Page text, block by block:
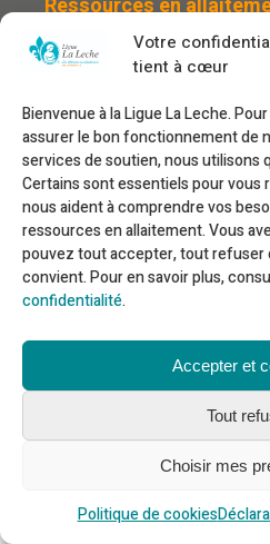
Votre
tient à cœur
Bienvenue à la Ligue La Leche.
assurer le bon fonctionnement de
services de soutien, nous utilisons
Certains sont essentiels pour vous
nous aident à comprendre vos
ressources en allaitement. Vous
pouvez tout accepter, tout refuser
convient. Pour en savoir plus,
confidentialité.
Accepter et
Tout
Choisir mes
Politique de cookies
À Propos
Rapport annuel 2024-
Politiques et
Code de conduite
Politique de
Suivez-nous